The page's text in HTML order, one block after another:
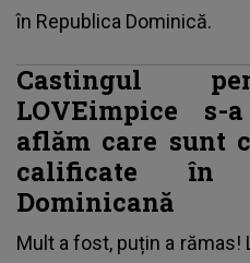
în Republica Dominică.
Castingul
LOVEimpice
aflăm care sunt
calificate în
Dominicană
Mult a fost, puțin a rămas!